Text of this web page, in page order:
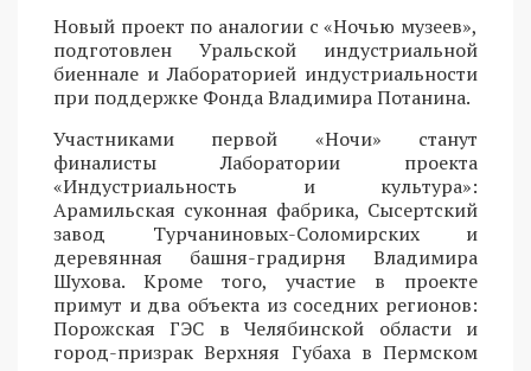
Новый проект по аналогии с «Ночью музеев»,
подготовлен Уральской индустриальной
биеннале и Лабораторией индустриальности
при поддержке Фонда Владимира Потанина.
Участниками первой «Ночи» станут
финалисты Лаборатории проекта
«Индустриальность и культура»:
Арамильская суконная фабрика, Сысертский
завод Турчаниновых-Соломирских и
деревянная башня-градирня Владимира
Шухова. Кроме того, участие в проекте
примут и два объекта из соседних регионов:
Порожская ГЭС в Челябинской области и
город-призрак Верхняя Губаха в Пермском